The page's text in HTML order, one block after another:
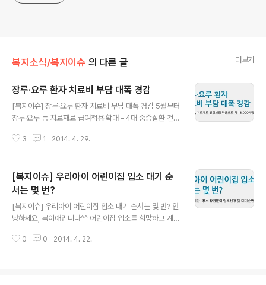
복지소식/복지이슈 의 다른 글 더보기
장루·요루 환자 치료비 부담 대폭 경감
[복지이슈] 장루·요루 환자 치료비 부담 대폭 경감 5월부터
장루·요루 등 치료재료 급여적용 확대 - 4대 중증질환 건강
수술을 받아 장루·요루를 가지고 있는 암환자, 장애인의 치
때 복벽을 통해 체외로 대변을 배설시키기 위하여 인공적
으로 만든 구멍 * 요루 : 방광/요도 등의 질환으로 소변 배
설에 어려움이 있을 때 복벽을 통해 체외로 소변을 배설시
키기 위하여 인공적으로 만든 구멍 보건복지부(장관 문형
표)는 ‘4대 중증질환 보장성 강화’를 위해, 5월 10일부터
장루·요루 환자가 사용하는 치료재료 중 그간 보험이 적용
3 1 2014. 4. 29.
[복지이슈] 우리아이 어린이집 입소 대기 순
서는 몇 번?
[복지이슈] 우리아이 어린이집 입소 대기 순서는 몇 번? 안
녕하세요, 복이애밉니다^^ 어린이집 입소를 희망하고 계신
입소신청 및 입소대기자 명부 확인을 온라인에서 전국어디
0 0 2014. 4. 22.